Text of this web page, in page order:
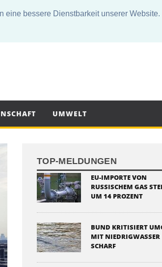
bessere Dienstbarkeit unserer Website.
UMWELT
TOP-MELDUNGEN
EU-IMPORTE VON
RUSSISCHEM GAS
UM 14 PROZENT
BUND KRITISIERT
MIT NIEDRIGWASSER
SCHARF